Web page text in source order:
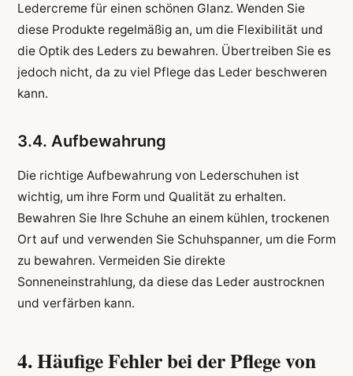
Ledercreme für einen schönen Glanz. Wenden Sie
diese Produkte regelmäßig an, um die Flexibilität und
die Optik des Leders zu bewahren. Übertreiben Sie es
jedoch nicht, da zu viel Pflege das Leder beschweren
kann.
3.4. Aufbewahrung
Die richtige Aufbewahrung von Lederschuhen ist
wichtig, um ihre Form und Qualität zu erhalten.
Bewahren Sie Ihre Schuhe an einem kühlen, trockenen
Ort auf und verwenden Sie Schuhspanner, um die Form
zu bewahren. Vermeiden Sie direkte
Sonneneinstrahlung, da diese das Leder austrocknen
und verfärben kann.
4. Häufige Fehler bei der Pflege von